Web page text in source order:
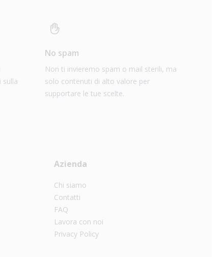
sulla
No spam
Non ti invieremo spam o mail sterili, ma
solo contenuti di alto valore per
supportare le tue scelte.
Azienda
Chi siamo
Contatti
FAQ
Lavora con noi
Privacy Policy